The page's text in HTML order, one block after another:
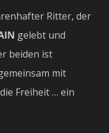
Ritter, der
gelebt und
beiden ist
mit
Freiheit … ein